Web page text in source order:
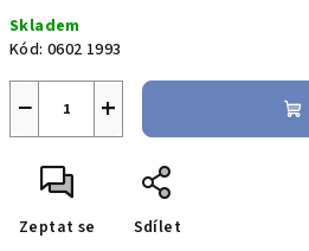
cena:
Skladem
Kód: 0602 1993
+
−
Zeptat se Sdílet